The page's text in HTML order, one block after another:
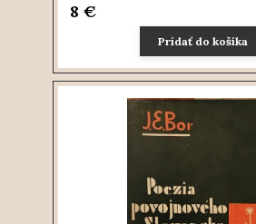
8 €
Pridať do košíka